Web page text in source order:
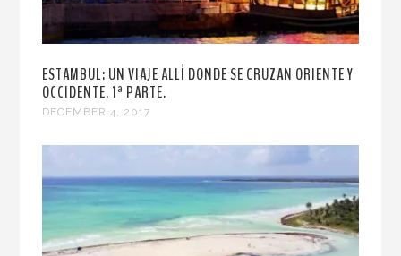
ESTAMBUL: UN VIAJE ALLÍ DONDE SE CRUZAN ORIENTE Y
OCCIDENTE. 1ª PARTE.
DECEMBER 4, 2017